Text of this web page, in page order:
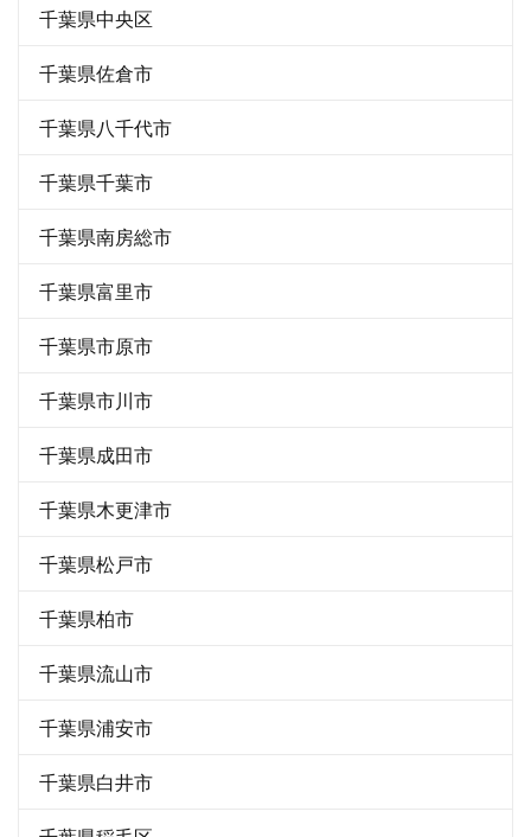
千葉県中央区
千葉県佐倉市
千葉県八千代市
千葉県千葉市
千葉県南房総市
千葉県富里市
千葉県市原市
千葉県市川市
千葉県成田市
千葉県木更津市
千葉県松戸市
千葉県柏市
千葉県流山市
千葉県浦安市
千葉県白井市